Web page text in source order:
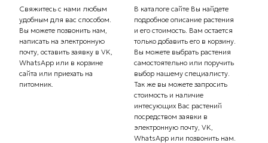
Свяжитесь с нами любым
удобным для вас способом.
Вы можете позвонить нам,
написать на электронную
почту, оставить заявку в VK,
WhatsApp или в корзине
сайта или приехать на
питомник.
В каталоге сайте Вы найдете
подробное описание растения
и его стоимость. Вам остается
только добавить его в корзину.
Вы можете выбрать растения
самостоятельно или поручить
выбор нашему специалисту.
Так же вы можете запросить
стоимость и наличие
интесующих Вас растений
посредством заявки в
электронную почту, VK,
WhatsApp или позвонить нам.